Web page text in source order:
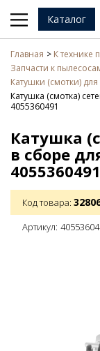
Каталог
Главная
К технике
Запчасти к
Катушки (смотки)
Катушка (смотка)
4055360491
Катушка
в сборе
4055360491
Код товара:
Артикул: